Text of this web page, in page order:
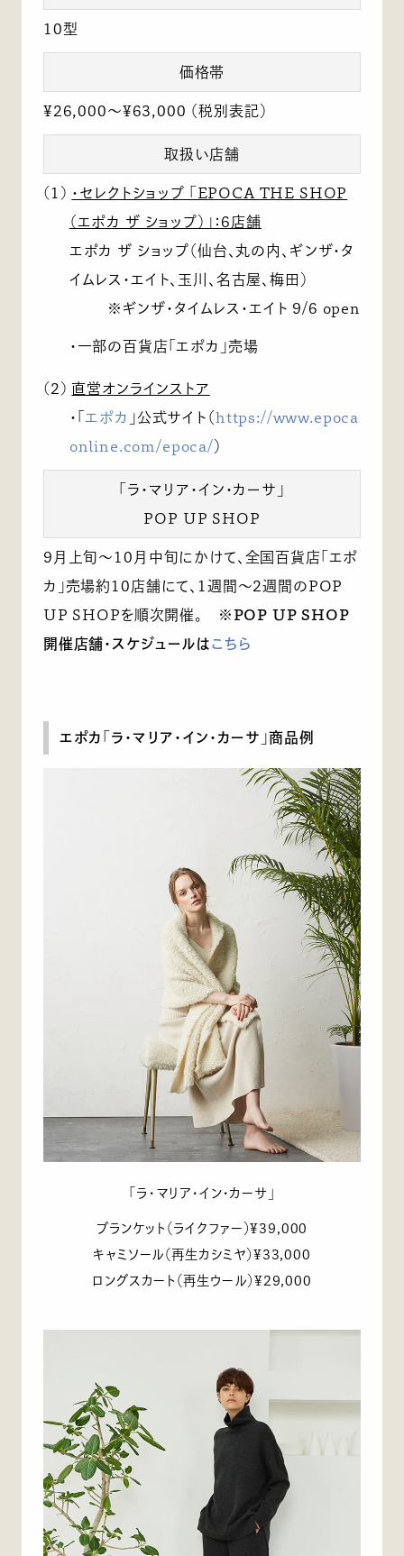
10型
価格帯
¥26,000～¥63,000 （税別表記）
取扱い店舗
(1) ・セレクトショップ 「EPOCA THE SHOP
（エポカ ザ ショップ）」：6店舗
エポカ ザ ショップ（仙台、丸の内、ギンザ・タ
イムレス・エイト、玉川、名古屋、梅田）
※ギンザ・タイムレス・エイト 9/6 open
・一部の百貨店「エポカ」売場
(2)直営オンラインストア
・「 エポカ 」公式サイト（https://www.epoca
online.com/epoca/）
「ラ・マリア・イン・カーサ」
POP UP SHOP
9月上旬～10月中旬にかけて､全国百貨店「エポ
カ」売場約10店舗にて、1週間～2週間のPOP
UP SHOPを順次開催。
※POP UP SHOP
開催店舗・スケジュールはこちら
エポカ「ラ・マリア・イン・カーサ」商品例
「ラ・マリア・イン・カーサ」
ブランケット（ライクファー）¥39,000
キャミソール（再生カシミヤ）¥33,000
ロングスカート（再生ウール）¥29,000